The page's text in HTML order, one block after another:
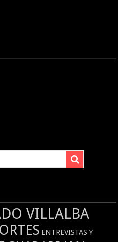
VILLALBA
ENTREVISTAS Y